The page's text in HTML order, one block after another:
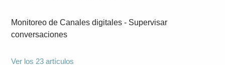
Monitoreo de Canales digitales - Supervisar
conversaciones
Ver los 23 artículos